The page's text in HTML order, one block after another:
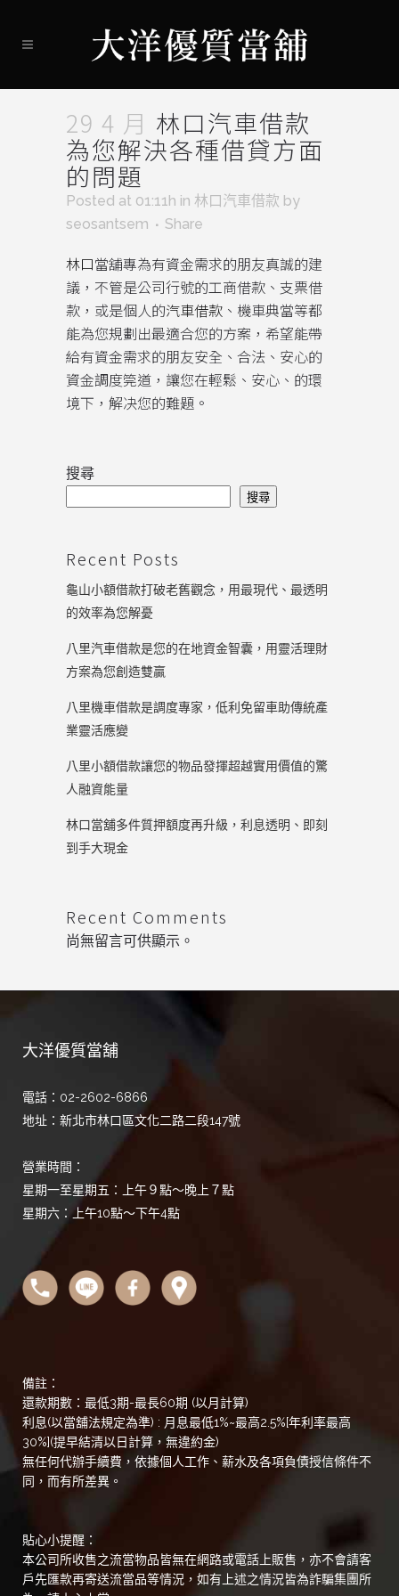
29 4 月 林口汽車借款
為您解決各種借貸方面
的問題
Posted at 01:11h in 林口汽車借款 by
seosantsem
Share
林口當舖專為有資金需求的朋友真誠的建
議，不管是公司行號的工商借款、支票借
款，或是個人的汽車借款 、機車典當等都
能為您規劃出最適合您的方案，希望能帶
給有資金需求的朋友安全、合法、安心的
資金調度筦道，讓您在輕鬆、安心、的環
境下，解决您的難題。
搜尋
搜尋
Recent Posts
龜山小額借款打破老舊觀念，用最現代、最透明
的效率為您解憂
八里汽車借款是您的在地資金智囊，用靈活理財
方案為您創造雙贏
八里機車借款是調度專家，低利免留車助傳統產
業靈活應變
八里小額借款讓您的物品發揮超越實用價值的驚
人融資能量
林口當舖多件質押額度再升級，利息透明、即刻
到手大現金
Recent Comments
尚無留言可供顯示。
大洋優質當舖
電話：02-2602-6866
地址：新北市林口區文化二路二段147號
營業時間：
星期一至星期五：上午９點～晚上７點
星期六：上午10點～下午4點
備註：
還款期數：最低3期-最長60期 (以月計算)
利息(以當舖法規定為準) : 月息最低1%~最高2.5%[年利率最高
30%](提早結清以日計算，無違約金)
無任何代辦手續費，依據個人工作、薪水及各項負債授信條件不
同，而有所差異。
貼心小提醒：
本公司所收售之流當物品皆無在網路或電話上販售，亦不會請客
戶先匯款再寄送流當品等情況，如有上述之情況皆為詐騙集團所